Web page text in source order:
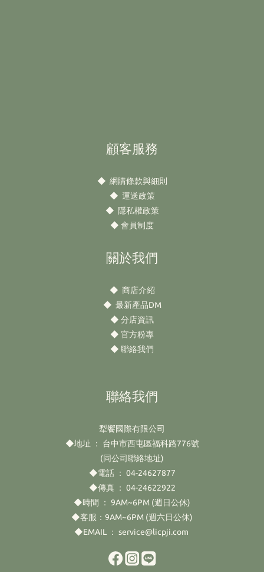
顧客服務
◆ 網購條款與細則
◆ 運送政策
◆ 隱私權政策
◆ 會員制度
關於我們
◆ 商店介紹
◆ 最新產品DM
◆ 分店資訊
◆ 官方粉專
◆ 聯絡我們
聯絡我們
犁饗國際有限公司
◆地址 ： 台中市西屯區福科路776號
(同公司聯絡地址)
◆電話 ： 04-24627877
◆傳真 ： 04-24622922
◆時間 ： 9AM~6PM (週日公休)
◆客服：9AM~6PM (週六日公休)
◆EMAIL ： service@licpji.com